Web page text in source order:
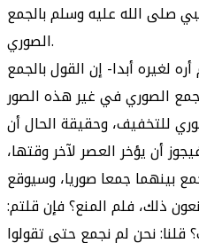
صلى الله عليه وسلم بالجمع
الصوري.
لغيره أبدا- إن القول بالجمع
للتخفيف، وحقيقة الحال أن
أن يؤخر العصر لآخر وقتها،
بينهما جمعا صوريا، وسيوقع
ذلك، فلم المنع؟ فإن قلتم:
نحن لم نجمع حتى تقولوا